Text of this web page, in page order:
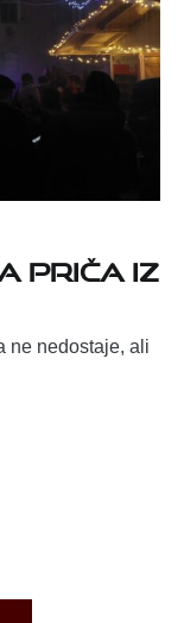
priča iz
ne nedostaje, ali